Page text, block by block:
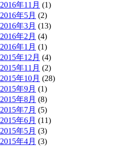
2016年11月 (1)
2016年5月 (2)
2016年3月 (13)
2016年2月 (4)
2016年1月 (1)
2015年12月 (4)
2015年11月 (2)
2015年10月 (28)
2015年9月 (1)
2015年8月 (8)
2015年7月 (5)
2015年6月 (11)
2015年5月 (3)
2015年4月 (3)